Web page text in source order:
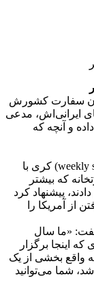
سفارت کشورش
ایرانی‌اش، مدعی
و آنچه که
به نوشته وبگاه نشریه ویکلی استاندارد (weekly standard) کری با
که بیشتر
پیشنهاد کرد
آمریکا را
«ما سال
اینجا برگزار
واقع بخشی از یک
شما می‌توانید